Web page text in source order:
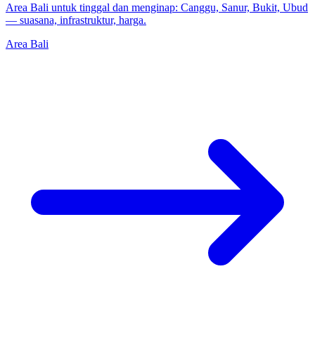
Area Bali untuk tinggal dan menginap: Canggu, Sanur, Bukit, Ubud
— suasana, infrastruktur, harga.
Area Bali